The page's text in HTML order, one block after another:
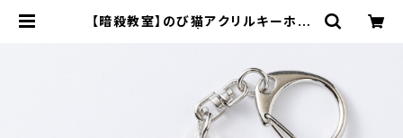
【暗殺教室】のび猫アクリルキーホル